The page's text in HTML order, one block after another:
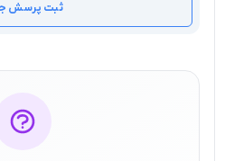
ثبت پرسش